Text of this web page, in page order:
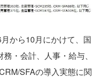
から10月にかけて、国
・会計、人事・給与、
SFAの導入実態に関